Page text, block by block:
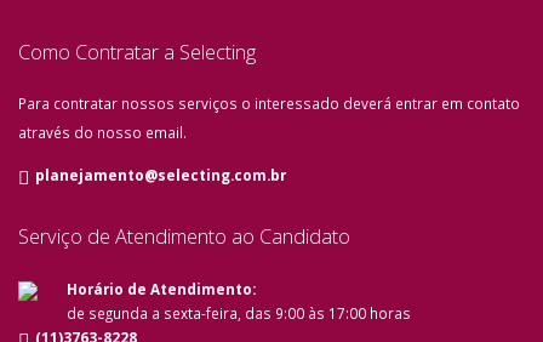
Como Contratar a Selecting
Para contratar nossos serviços o interessado deverá entrar em contato
através do nosso email.
planejamento@selecting.com.br
Serviço de Atendimento ao Candidato
Horário de Atendimento:
de segunda a sexta-feira, das 9:00 às 17:00 horas
(11)3763-8228